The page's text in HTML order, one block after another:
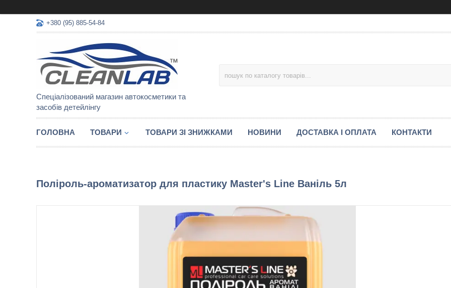
+380 (95) 885-54-84
Спеціалізований магазин автокосметики та
засобів детейлінгу
ГОЛОВНА ТОВАРИ ТОВАРИ ЗІ ЗНИЖКАМИ НОВИНИ ДОСТАВКА І ОПЛАТА КОНТАКТИ
Поліроль-ароматизатор для пластику Master's Line Ваніль 5л